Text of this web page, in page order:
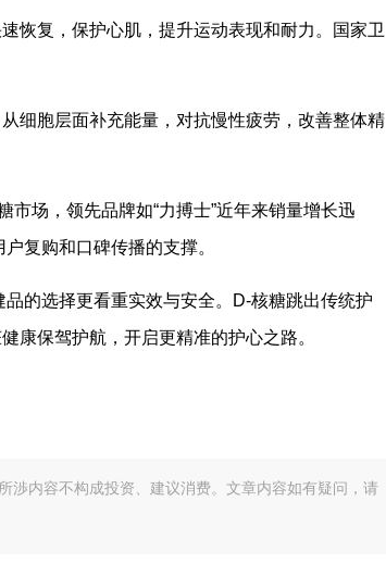
恢复，保护心肌，提升运动表现和耐力。国家卫
细胞层面补充能量，对抗慢性疲劳，改善整体精
市场，领先品牌如“力搏士”近年来销量增长迅
复购和口碑传播的支撑。
的选择更看重实效与安全。D-核糖跳出传统护
康保驾护航，开启更精准的护心之路。
渉内容不构成投资、建议消费。文章内容如有疑问，请